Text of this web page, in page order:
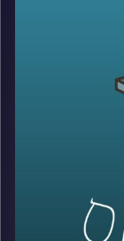
הגורמים
ומתי
של